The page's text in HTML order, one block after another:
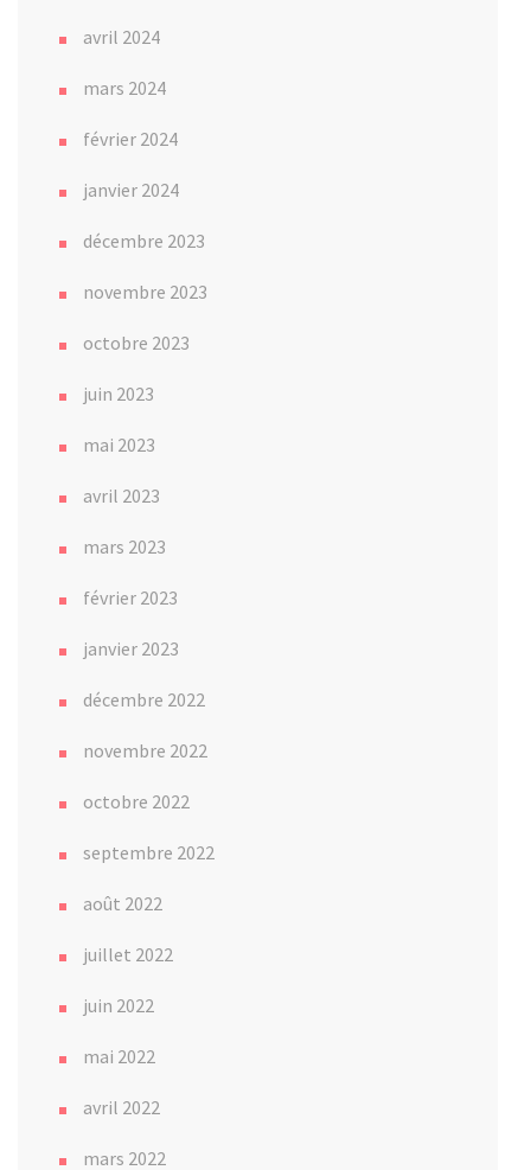
avril 2024
mars 2024
février 2024
janvier 2024
décembre 2023
novembre 2023
octobre 2023
juin 2023
mai 2023
avril 2023
mars 2023
février 2023
janvier 2023
décembre 2022
novembre 2022
octobre 2022
septembre 2022
août 2022
juillet 2022
juin 2022
mai 2022
avril 2022
mars 2022